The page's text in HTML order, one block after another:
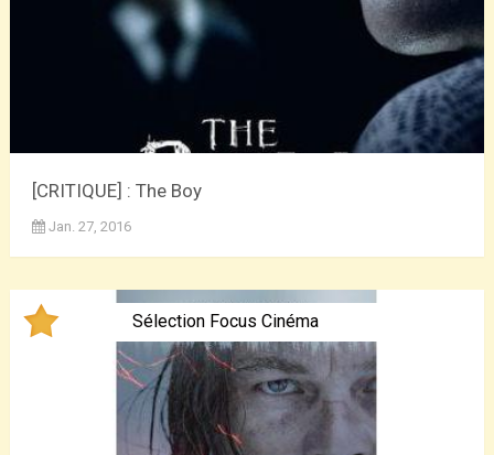
[CRITIQUE] : The Boy
Jan. 27, 2016
Sélection Focus Cinéma